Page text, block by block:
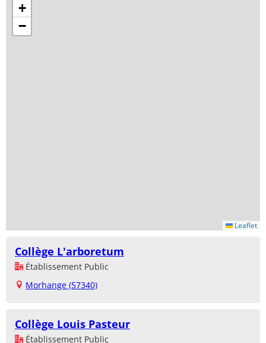
+
−
Leaflet
Collège L'arboretum
Établissement Public
Morhange (57340)
Collège Louis Pasteur
Établissement Public